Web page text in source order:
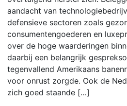
aandacht van
defensieve sectoren zoals
consumentengoederen en
over de hoge waarderingen
daarbij een belangrijk
tegenvallend Amerikaans
voor onrust zorgde. Ook de
zich goed staande […]